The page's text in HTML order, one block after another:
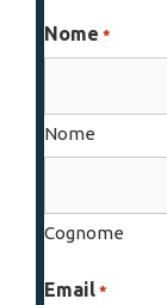
Nome *
Nome
Cognome
Email *